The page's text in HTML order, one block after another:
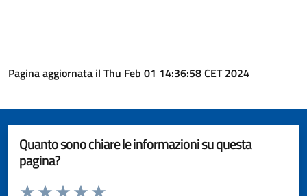
Pagina aggiornata il Thu Feb 01 14:36:58 CET 2024
Quanto sono chiare le informazioni su questa
pagina?
Valuta da 1 a 5 stelle la pagina